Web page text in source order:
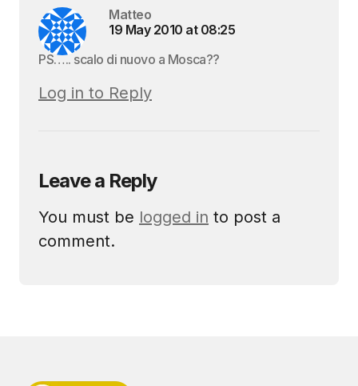
Matteo
19 May 2010 at 08:25
PS….. scalo di nuovo a Mosca??
Log in to Reply
Leave a Reply
You must be logged in to post a
comment.